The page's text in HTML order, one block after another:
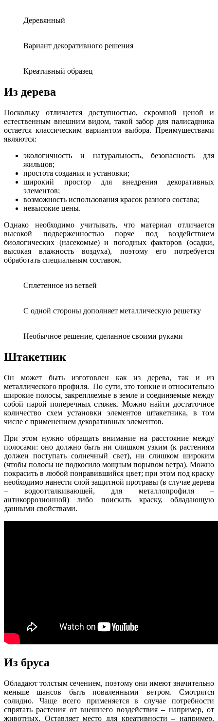
Деревянный
Вариант декоративного решения
Креативный образец
Из дерева
Поскольку отличается доступностью, скромной ценой и
естественным внешним видом, такой забор для палисадника
остается классическим вариантом выбора. Преимуществами
являются:
экологичность и натуральность, безопасность для
жильцов;
простота создания и установки;
широкий простор для внедрения декоративных
элементов;
возможность использования красок разного состава;
невысокие цены.
Однако необходимо учитывать, что материал отличается
высокой подверженностью порче под воздействием
биологических (насекомые) и погодных факторов (осадки,
высокая влажность воздуха), поэтому его потребуется
обработать специальным составом.
Сплетенное из ветвей
С одной стороны дополняет металлическую решетку
Необычное решение, сделанное своими руками
Штакетник
Он может быть изготовлен как из дерева, так и из
металлического профиля. По сути, это тонкие и относительно
широкие полосы, закрепляемые в земле и соединяемые между
собой парой поперечных стяжек. Можно найти достаточное
количество схем установки элементов штакетника, в том
числе с применением декоративных элементов.
При этом нужно обращать внимание на расстояние между
полосами: оно должно быть ни слишком узким (к растениям
должен поступать солнечный свет), ни слишком широким
(чтобы полосы не подкосило мощным порывом ветра). Можно
покрасить в любой понравившийся цвет; при этом под краску
необходимо нанести слой защитной протравы (в случае дерева
– водоотталкивающей, для металлопрофиля –
антикоррозионной) либо поискать краску, обладающую
данными свойствами.
Из бруса
Обладают толстым сечением, поэтому они имеют значительно
меньше шансов быть поваленными ветром. Смотрятся
солидно. Чаще всего применяется в случае потребности
спрятать растения от внешнего воздействия – например, от
животных. Оставляет место для креативности – например,